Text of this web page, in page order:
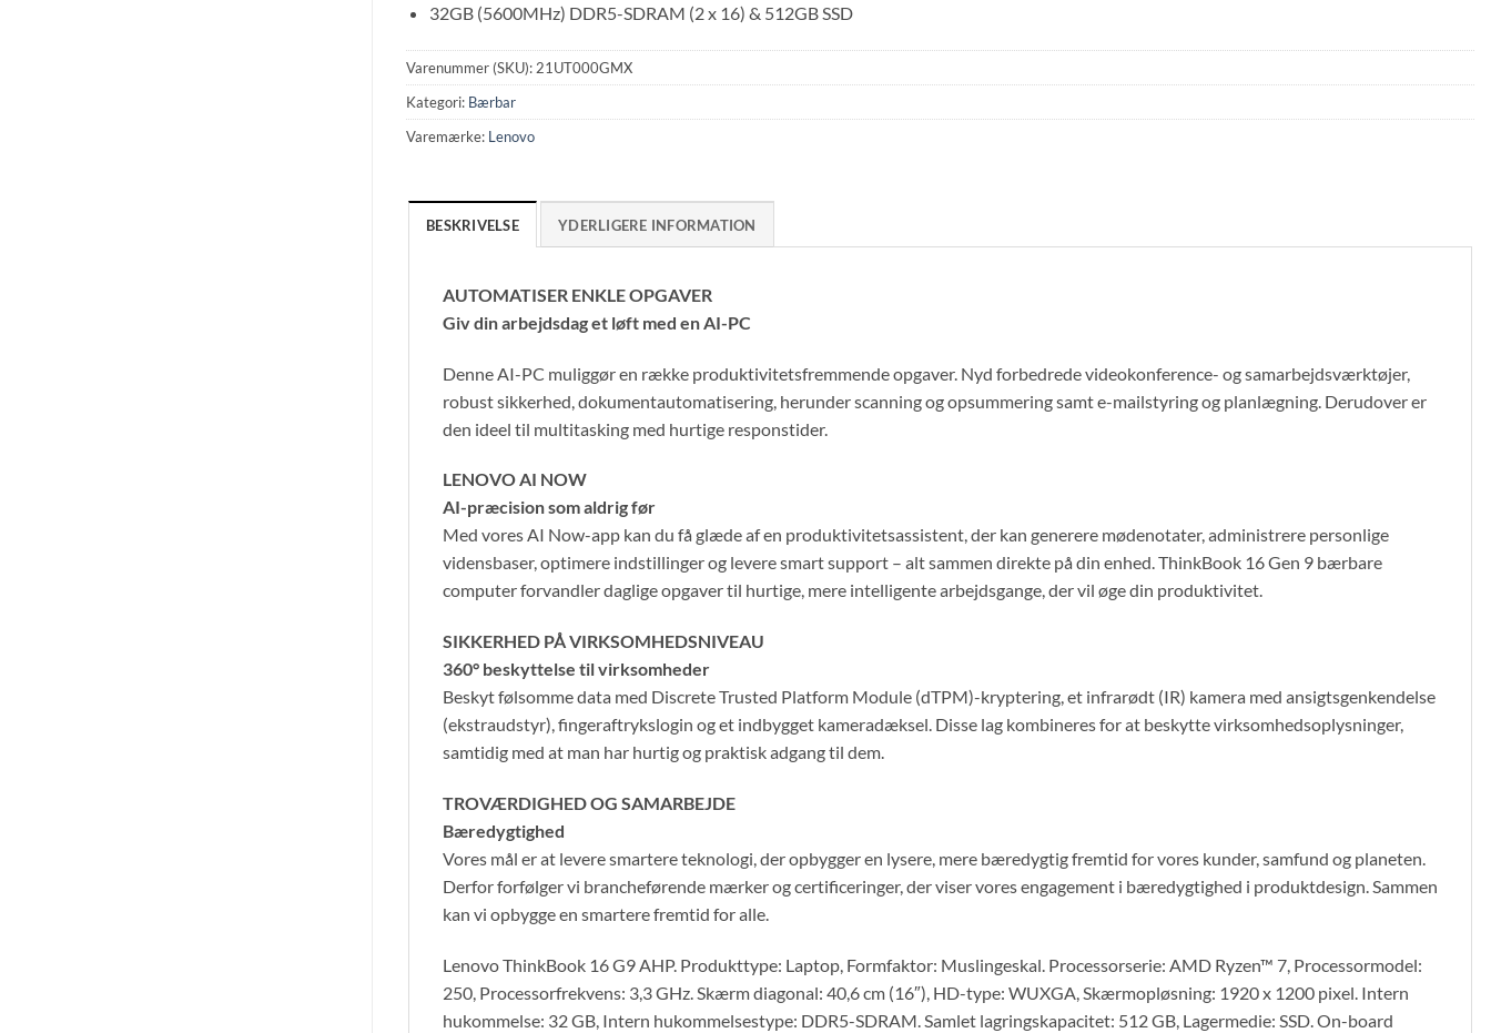
32GB (5600MHz) DDR5-SDRAM (2 x 16) & 512GB SSD
Varenummer (SKU): 21UT000GMX
Kategori: Bærbar
Varemærke: Lenovo
BESKRIVELSE YDERLIGERE INFORMATION
AUTOMATISER ENKLE OPGAVER
Giv din arbejdsdag et løft med en AI-PC
Denne AI-PC muliggør en række produktivitetsfremmende opgaver. Nyd forbedrede videokonference- og samarbejdsværktøjer,
robust sikkerhed, dokumentautomatisering, herunder scanning og opsummering samt e-mailstyring og planlægning. Derudover er
den ideel til multitasking med hurtige responstider.
LENOVO AI NOW
AI-præcision som aldrig før
Med vores AI Now-app kan du få glæde af en produktivitetsassistent, der kan generere mødenotater, administrere personlige
vidensbaser, optimere indstillinger og levere smart support – alt sammen direkte på din enhed. ThinkBook 16 Gen 9 bærbare
computer forvandler daglige opgaver til hurtige, mere intelligente arbejdsgange, der vil øge din produktivitet.
SIKKERHED PÅ VIRKSOMHEDSNIVEAU
360° beskyttelse til virksomheder
Beskyt følsomme data med Discrete Trusted Platform Module (dTPM)-kryptering, et infrarødt (IR) kamera med ansigtsgenkendelse
(ekstraudstyr), fingeraftrykslogin og et indbygget kameradæksel. Disse lag kombineres for at beskytte virksomhedsoplysninger,
samtidig med at man har hurtig og praktisk adgang til dem.
TROVÆRDIGHED OG SAMARBEJDE
Bæredygtighed
Vores mål er at levere smartere teknologi, der opbygger en lysere, mere bæredygtig fremtid for vores kunder, samfund og planeten.
Derfor forfølger vi brancheførende mærker og certificeringer, der viser vores engagement i bæredygtighed i produktdesign. Sammen
kan vi opbygge en smartere fremtid for alle.
Lenovo ThinkBook 16 G9 AHP. Produkttype: Laptop, Formfaktor: Muslingeskal. Processorserie: AMD Ryzen™ 7, Processormodel:
250, Processorfrekvens: 3,3 GHz. Skærm diagonal: 40,6 cm (16″), HD-type: WUXGA, Skærmopløsning: 1920 x 1200 pixel. Intern
hukommelse: 32 GB, Intern hukommelsestype: DDR5-SDRAM. Samlet lagringskapacitet: 512 GB, Lagermedie: SSD. On-board